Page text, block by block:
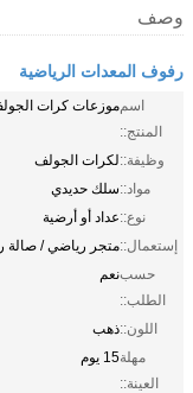
وصف
رفوف المعدات الرياضية
اسم
المنتج::
موزعات كرات
وظيفة::لكرات الجولف
مواد::سلك حديدي
نوع::عداد أو أرضية
إستعمال::متجر رياضي / صالة
حسب
الطلب::
نعم
اللون::ذهب
مهلة
العينة::
15 يوم